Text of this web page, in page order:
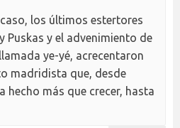
los últimos estertores
Puskas y el advenimiento de
ye-yé, acrecentaron
madridista que, desde
hecho más que crecer, hasta